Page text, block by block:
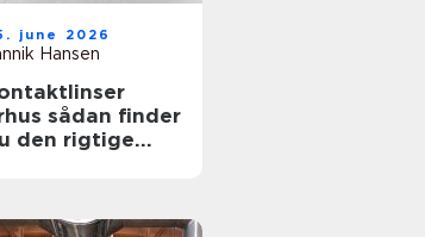
june 2026
Hansen
finder
den rigtige